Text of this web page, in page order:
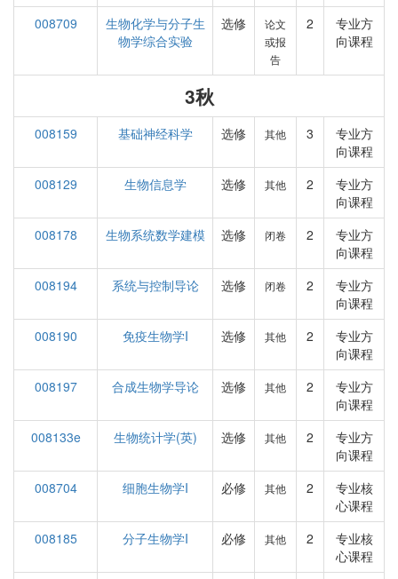
008709
生物化学与分子生
物学综合实验
选修
论文
或报
告
2
专业方
向课程
3秋
008159 基础神经科学 选修 其他 3
专业方
向课程
008129
生物信息学 选修 其他 2
专业方
向课程
008178
生物系统数学建模 选修 闭卷 2
专业方
向课程
008194
系统与控制导论 选修 闭卷 2
专业方
向课程
008190
免疫生物学I 选修 其他 2
专业方
向课程
008197
合成生物学导论 选修 其他 2
专业方
向课程
008133e
生物统计学(英) 选修 其他 2
专业方
向课程
008704
细胞生物学I 必修 其他 2
专业核
心课程
008185
分子生物学I 必修 其他 2
专业核
心课程